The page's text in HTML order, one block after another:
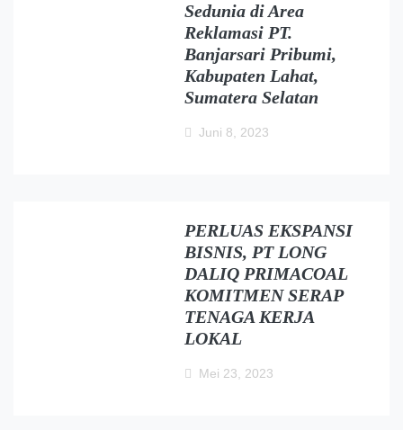
Sedunia di Area
Reklamasi PT.
Banjarsari Pribumi,
Kabupaten Lahat,
Sumatera Selatan
Juni 8, 2023
PERLUAS EKSPANSI
BISNIS, PT LONG
DALIQ PRIMACOAL
KOMITMEN SERAP
TENAGA KERJA
LOKAL
Mei 23, 2023